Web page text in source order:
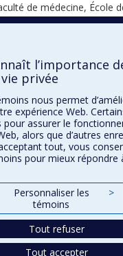
de médecine, École
des sciences de l’activité
Rabkin
des arts et des
d’histoire
la suite
l’importance
privée
nous permet
expérience Web.
pour assurer le
alors que d’autres
tout, vous
pour mieux répondre
Personnaliser les
témoins
>
Tout refuser
Tout accepter